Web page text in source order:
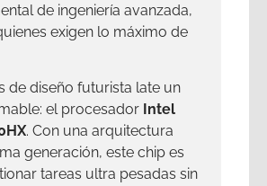
de ingeniería avanzada,
exigen lo máximo de
de diseño futurista late un
el procesador Intel
. Con una arquitectura
generación, este chip es
tareas ultra pesadas sin